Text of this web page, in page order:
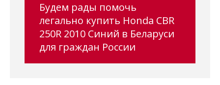
Будем рады помочь
легально купить Honda CBR
250R 2010 Синий в Беларуси
для граждан России